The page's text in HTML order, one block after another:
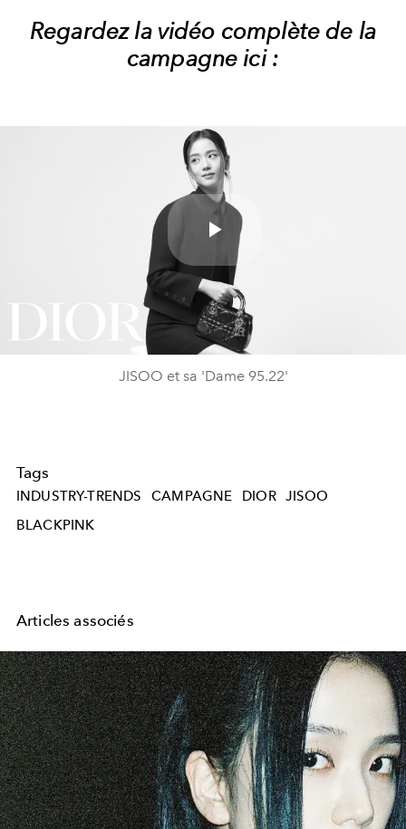
Regardez la vidéo complète de la
campagne ici :
Play
Video
JISOO et sa 'Dame 95.22'
Tags
INDUSTRY-TRENDS CAMPAGNE DIOR JISOO
BLACKPINK
Articles associés